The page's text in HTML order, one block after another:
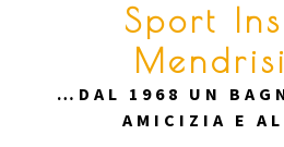
Sport
…DAL 1968 UN
AMICIZIA E